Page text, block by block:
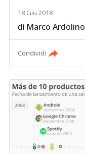
18 Giu 2018
di Marco Ardolino
Condividi